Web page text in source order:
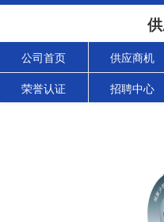
公司首页 供应商机
荣誉认证 招聘中心